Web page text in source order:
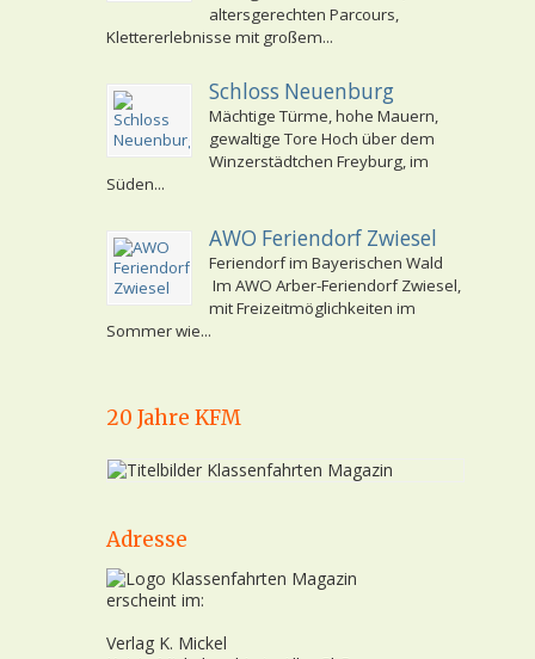
altersgerechten Parcours,
Klettererlebnisse mit großem...
Schloss Neuenburg
Mächtige Türme, hohe Mauern,
gewaltige Tore Hoch über dem
Winzerstädtchen Freyburg, im
Süden...
AWO Feriendorf Zwiesel
Feriendorf im Bayerischen Wald
Im AWO Arber-Feriendorf Zwiesel,
mit Freizeitmöglichkeiten im
Sommer wie...
20 Jahre KFM
Adresse
erscheint im:
Verlag K. Mickel